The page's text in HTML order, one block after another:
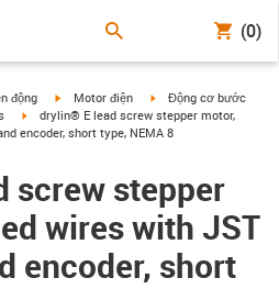
(0)
động igus-icon-arrow-right
Motor điện igus-icon-arrow-right
Động cơ bước
igus-icon-arrow-right
drylin® E lead screw stepper motor,
encoder, short type, NEMA 8
screw stepper
wires with JST
encoder, short